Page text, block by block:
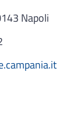
Napoli